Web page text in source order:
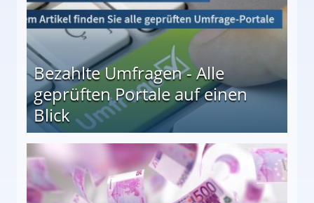
Bezahlte Umfragen - Alle
geprüften Portale auf einen
Blick
auf einen Blick